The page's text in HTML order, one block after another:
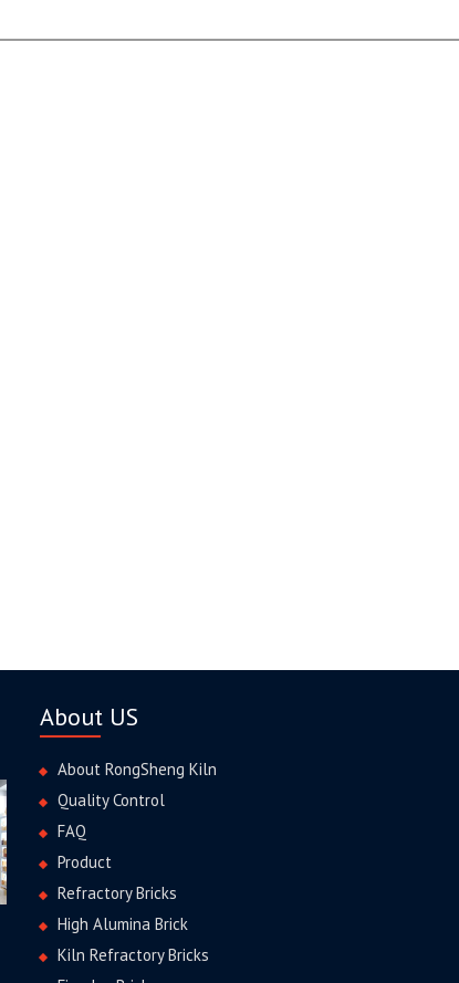
About US
About RongSheng Kiln
Quality Control
FAQ
Product
Refractory Bricks
High Alumina Brick
Kiln Refractory Bricks